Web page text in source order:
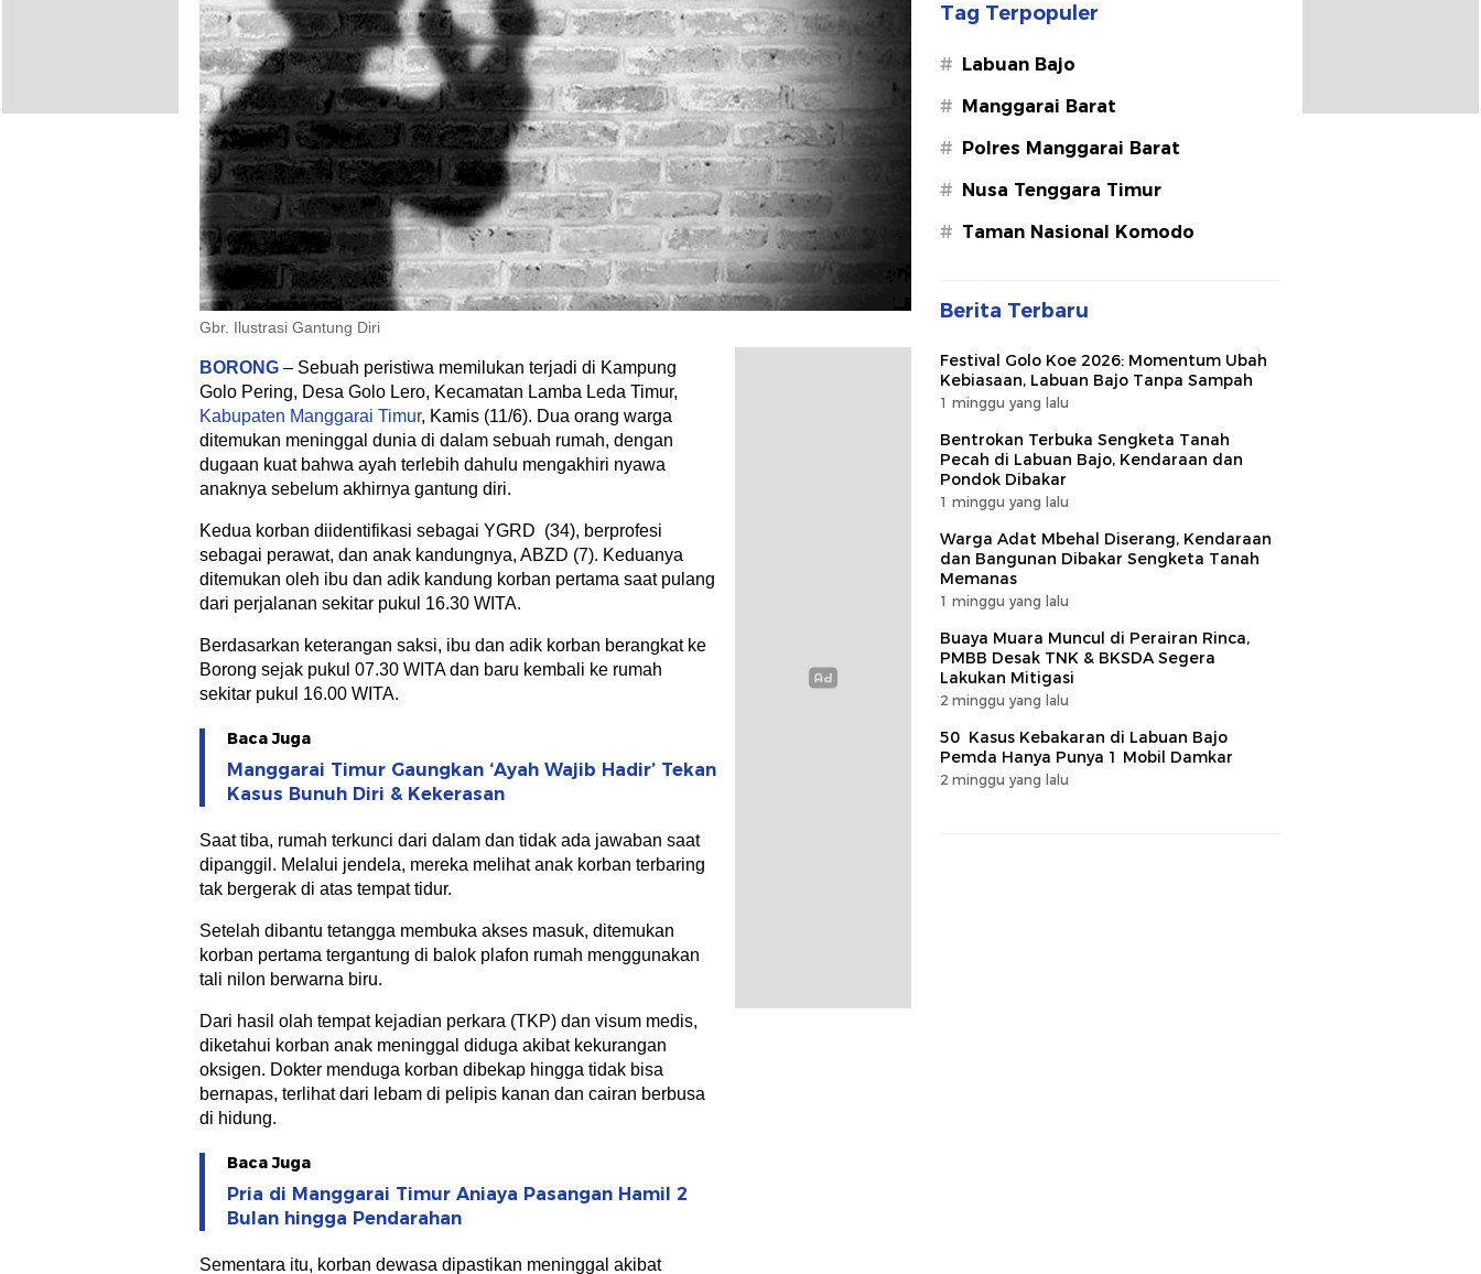
Gbr. Ilustrasi Gantung Diri
BORONG – Sebuah peristiwa memilukan terjadi di Kampung
Golo Pering, Desa Golo Lero, Kecamatan Lamba Leda Timur,
Kabupaten Manggarai Timur, Kamis (11/6). Dua orang warga
ditemukan meninggal dunia di dalam sebuah rumah, dengan
dugaan kuat bahwa ayah terlebih dahulu mengakhiri nyawa
anaknya sebelum akhirnya gantung diri.
Kedua korban diidentifikasi sebagai YGRD (34), berprofesi
sebagai perawat, dan anak kandungnya, ABZD (7). Keduanya
ditemukan oleh ibu dan adik kandung korban pertama saat pulang
dari perjalanan sekitar pukul 16.30 WITA.
Berdasarkan keterangan saksi, ibu dan adik korban berangkat ke
Borong sejak pukul 07.30 WITA dan baru kembali ke rumah
sekitar pukul 16.00 WITA.
Baca Juga
Manggarai Timur Gaungkan ‘Ayah Wajib Hadir’ Tekan
Kasus Bunuh Diri & Kekerasan
Saat tiba, rumah terkunci dari dalam dan tidak ada jawaban saat
dipanggil. Melalui jendela, mereka melihat anak korban terbaring
tak bergerak di atas tempat tidur.
Setelah dibantu tetangga membuka akses masuk, ditemukan
korban pertama tergantung di balok plafon rumah menggunakan
tali nilon berwarna biru.
Dari hasil olah tempat kejadian perkara (TKP) dan visum medis,
diketahui korban anak meninggal diduga akibat kekurangan
oksigen. Dokter menduga korban dibekap hingga tidak bisa
bernapas, terlihat dari lebam di pelipis kanan dan cairan berbusa
di hidung.
Baca Juga
Pria di Manggarai Timur Aniaya Pasangan Hamil 2
Bulan hingga Pendarahan
Sementara itu, korban dewasa dipastikan meninggal akibat
Tag Terpopuler
#
Labuan Bajo
#
Manggarai Barat
#
Polres Manggarai Barat
#
Nusa Tenggara Timur
# Taman Nasional Komodo
Berita Terbaru
Festival Golo Koe 2026: Momentum Ubah
Kebiasaan, Labuan Bajo Tanpa Sampah
1 minggu yang lalu
Bentrokan Terbuka Sengketa Tanah
Pecah di Labuan Bajo, Kendaraan dan
Pondok Dibakar
1 minggu yang lalu
Warga Adat Mbehal Diserang, Kendaraan
dan Bangunan Dibakar Sengketa Tanah
Memanas
1 minggu yang lalu
Buaya Muara Muncul di Perairan Rinca,
PMBB Desak TNK & BKSDA Segera
Lakukan Mitigasi
2 minggu yang lalu
50 Kasus Kebakaran di Labuan Bajo
Pemda Hanya Punya 1 Mobil Damkar
2 minggu yang lalu